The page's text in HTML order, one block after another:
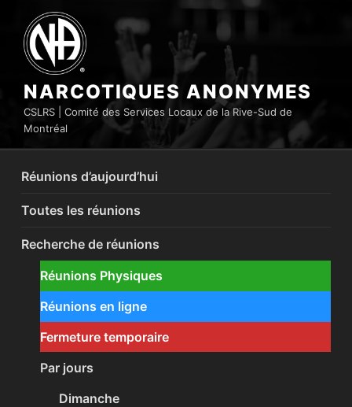
contenu
principal
NARCOTIQUES ANONYMES
CSLRS | Comité des Services Locaux de la Rive-Sud de
Montréal
Réunions d’aujourd’hui
Toutes les réunions
Recherche de réunions
Réunions Physiques
Réunions en ligne
Fermeture temporaire
Par jours
Dimanche